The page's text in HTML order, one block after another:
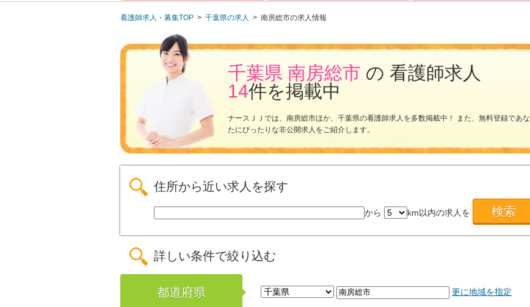
看護師求人・募集TOP > 千葉県の求人 > 南房総市の求人情報
千葉県 南房総市 の 看護師求人
14件を掲載中
ナースＪＪでは、南房総市ほか、千葉県の看護師求人を多数掲載中！ また、無料登録であな
たにぴったりな非公開求人をご紹介します。
住所から近い求人を探す
から km以内の求人を
詳しい条件で絞り込む
都道府県 更に地域を指定